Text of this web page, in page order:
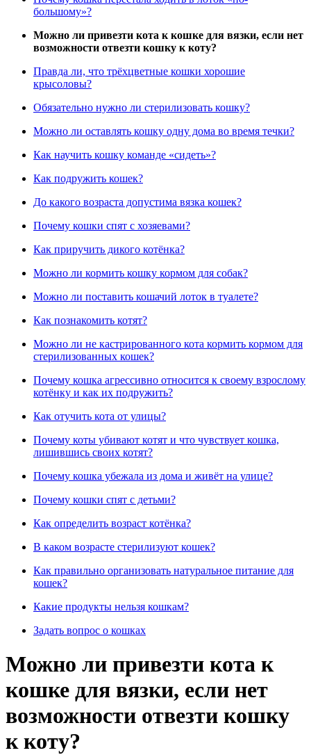
большому»?
Можно ли привезти кота к кошке для вязки, если нет
возможности отвезти кошку к коту?
Правда ли, что трёхцветные кошки хорошие
крысоловы?
Обязательно нужно ли стерилизовать кошку?
Можно ли оставлять кошку одну дома во время течки?
Как научить кошку команде «сидеть»?
Как подружить кошек?
До какого возраста допустима вязка кошек?
Почему кошки спят с хозяевами?
Как приручить дикого котёнка?
Можно ли кормить кошку кормом для собак?
Можно ли поставить кошачий лоток в туалете?
Как познакомить котят?
Можно ли не кастрированного кота кормить кормом для
стерилизованных кошек?
Почему кошка агрессивно относится к своему взрослому
котёнку и как их подружить?
Как отучить кота от улицы?
Почему коты убивают котят и что чувствует кошка,
лишившись своих котят?
Почему кошка убежала из дома и живёт на улице?
Почему кошки спят с детьми?
Как определить возраст котёнка?
В каком возрасте стерилизуют кошек?
Как правильно организовать натуральное питание для
кошек?
Какие продукты нельзя кошкам?
Задать вопрос о кошках
Можно ли привезти кота к
кошке для вязки, если нет
возможности отвезти кошку
к коту?